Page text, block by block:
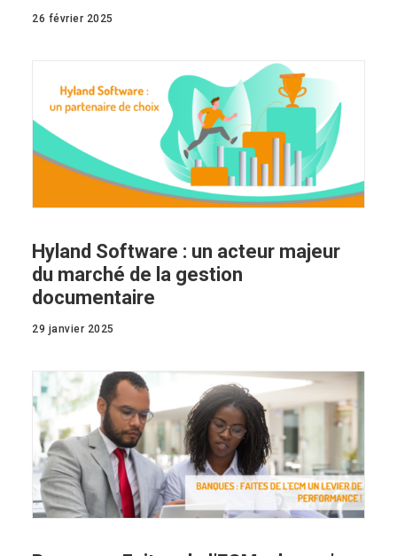
26 février 2025
Hyland Software : un acteur majeur
du marché de la gestion
documentaire
29 janvier 2025